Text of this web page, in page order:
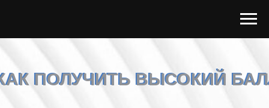
ПОЛУЧИТЬ ВЫСОКИЙ
ПОЛУЧИТЬ ВЫСОКИЙ